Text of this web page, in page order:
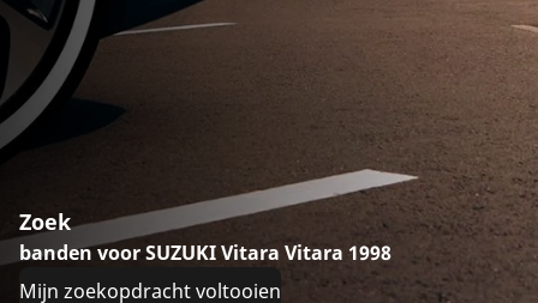
Zoek
banden voor SUZUKI Vitara Vitara 1998
Mijn zoekopdracht voltooien